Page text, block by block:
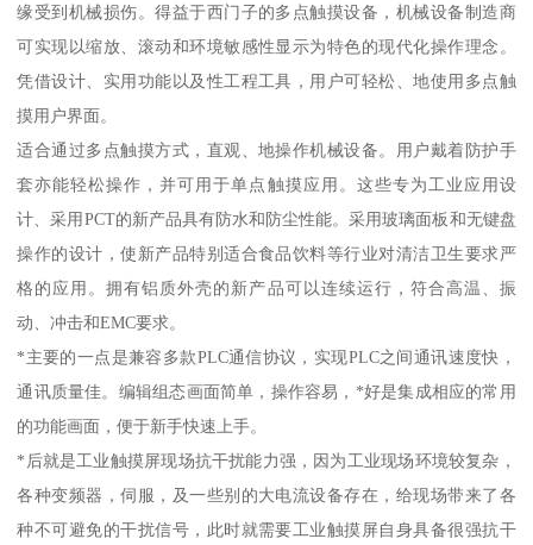
缘受到机械损伤。得益于西门子的多点触摸设备，机械设备制造商
可实现以缩放、滚动和环境敏感性显示为特色的现代化操作理念。
凭借设计、实用功能以及性工程工具，用户可轻松、地使用多点触
摸用户界面。
适合通过多点触摸方式，直观、地操作机械设备。用户戴着防护手
套亦能轻松操作，并可用于单点触摸应用。这些专为工业应用设
计、采用PCT的新产品具有防水和防尘性能。采用玻璃面板和无键盘
操作的设计，使新产品特别适合食品饮料等行业对清洁卫生要求严
格的应用。拥有铝质外壳的新产品可以连续运行，符合高温、振
动、冲击和EMC要求。
*主要的一点是兼容多款PLC通信协议，实现PLC之间通讯速度快，
通讯质量佳。编辑组态画面简单，操作容易，*好是集成相应的常用
的功能画面，便于新手快速上手。
*后就是工业触摸屏现场抗干扰能力强，因为工业现场环境较复杂，
各种变频器，伺服，及一些别的大电流设备存在，给现场带来了各
种不可避免的干扰信号，此时就需要工业触摸屏自身具备很强抗干